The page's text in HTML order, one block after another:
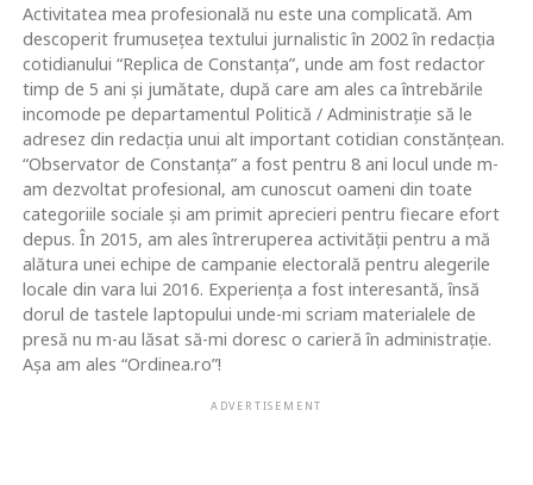
Activitatea mea profesională nu este una complicată. Am
descoperit frumusețea textului jurnalistic în 2002 în redacția
cotidianului “Replica de Constanța”, unde am fost redactor
timp de 5 ani și jumătate, după care am ales ca întrebările
incomode pe departamentul Politică / Administrație să le
adresez din redacția unui alt important cotidian constănțean.
“Observator de Constanța” a fost pentru 8 ani locul unde m-
am dezvoltat profesional, am cunoscut oameni din toate
categoriile sociale și am primit aprecieri pentru fiecare efort
depus. În 2015, am ales întreruperea activității pentru a mă
alătura unei echipe de campanie electorală pentru alegerile
locale din vara lui 2016. Experiența a fost interesantă, însă
dorul de tastele laptopului unde-mi scriam materialele de
presă nu m-au lăsat să-mi doresc o carieră în administrație.
Așa am ales “Ordinea.ro”!
ADVERTISEMENT